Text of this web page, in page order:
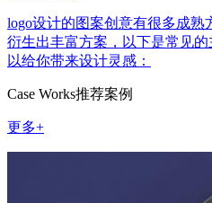
logo设计的图案创意有很多成熟
衍生出丰富方案，以下是常见
以给你带来设计灵感：
Case Works推荐案例
更多+